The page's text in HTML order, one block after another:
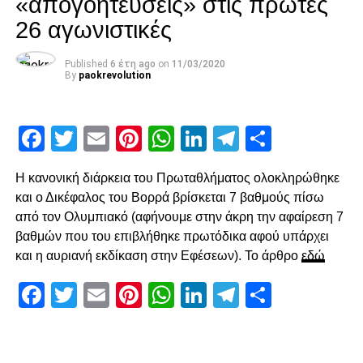
με άστοχο σουτ του Σάστρε εκτός περιοχής, πριν στο 58′ ο
Ότο χάσει σπουδαία ευκαιρία με πλασέ από την μικρή
περιοχή.
Ο Κοτάρσκι «έσωσε» τον Καμαρά
Καμαρά, ο οποίος προσπάθησε να γυρίσει προς τα πίσω,
Κροάτης τον νίκησε. Η επόμενη αξιοσημείωτη φάση
καταγράφηκε στο 78’, με γύρισμα του Ζίβκοβιτς στην
καρδιά της περιοχής και επέμβαση του Τσάβες προ του
επερχόμενου Τισουντάλι.
ADVERTISEMENT
26 αγωνιστικές
Published 6 έτη ago on 11/03/2020
By paokrevolution
Facebook
Twitter
EmailPinterest
WhatsApp
LinkedIn
Telegram
Η κανονική διάρκεια του Πρωταθλήματος ολοκληρώθηκε
και ο Δικέφαλος του Βορρά βρίσκεται 7 βαθμούς πίσω
από τον Ολυμπιακό (αφήνουμε στην άκρη την αφαίρεση 7
βαθμών που του επιβλήθηκε πρωτόδικα αφού υπάρχει
και η αυριανή εκδίκαση στην Εφέσεων). Το άρθρο εδώ
Facebook
Twitter
EmailPinterest
WhatsApp
LinkedIn
Telegram